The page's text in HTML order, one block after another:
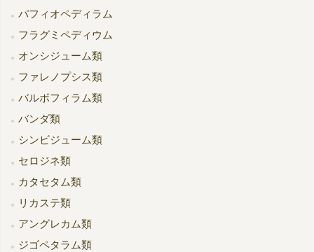
パフィオペディラム
フラグミペディウム
オンシジューム類
ファレノプシス類
バルボフィラム類
バンダ類
シンビジューム類
セロジネ類
カタセタム類
リカステ類
アングレカム類
ジゴペタラム類